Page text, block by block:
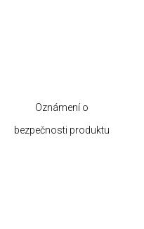
Oznámení o
bezpečnosti produktu